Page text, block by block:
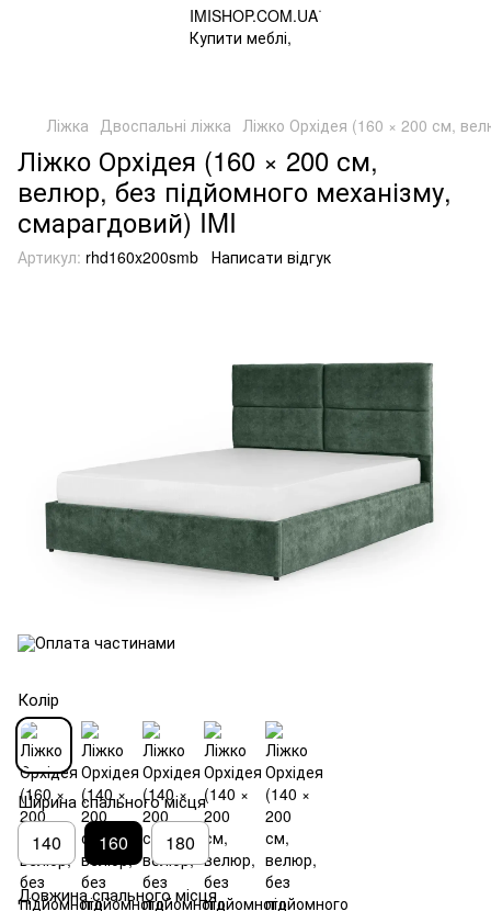
Ліжка Двоспальні ліжка Ліжко Орхідея (160 × 200 см,
Ліжко Орхідея (160 × 200 см,
велюр, без підйомного механізму,
смарагдовий) IMI
Артикул: rhd160x200smb Написати відгук
Колір
Ширина спального місця
140 160 180
Довжина спального місця